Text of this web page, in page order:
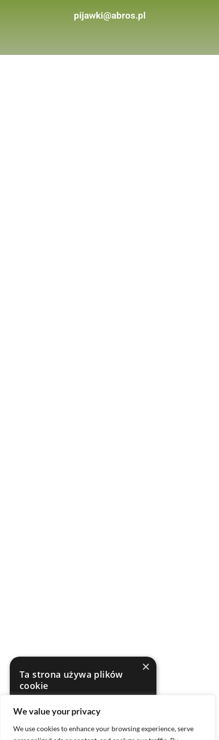
We value your privacy
We use cookies to enhance your browsing experience, serve
pijawki@abros.pl
×
Ta strona używa plików
cookie
w celu poprawy komfortu użytkowania.
wyrażasz zgodę na wszystkie pliki cookie
zgodnie z naszą Polityką plików cookie.